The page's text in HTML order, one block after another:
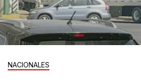
NACIONALES